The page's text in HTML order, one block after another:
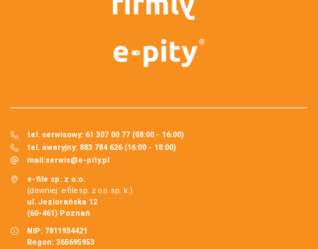
tel. serwisowy: 61 307 00 77 (08:00 - 16:00)
tel. awaryjny: 883 784 626 (16:00 - 18:00)
mail:serwis@e-pity.pl
e-file sp. z o.o.
(dawniej: e-file sp. z o.o. sp. k.)
ul. Jeziorańska 12
(60-461) Poznań
NIP: 7811934421
Regon: 365695953